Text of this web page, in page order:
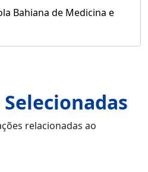
Bahiana de Medicina e
relacionadas ao